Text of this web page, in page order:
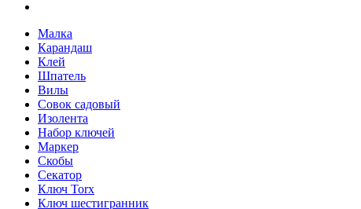
Малка
Карандаш
Клей
Шпатель
Вилы
Совок садовый
Изолента
Набор ключей
Маркер
Скобы
Секатор
Ключ Torx
Ключ шестигранник